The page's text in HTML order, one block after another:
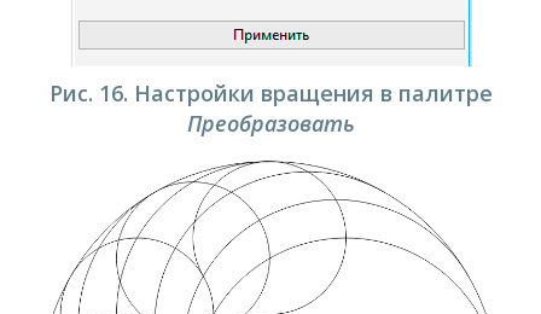
Рис. 16. Настройки вращения в палитре
Преобразовать